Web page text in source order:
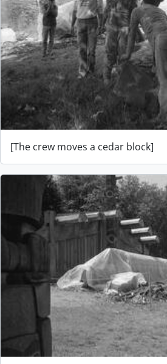
[The crew moves a cedar block]